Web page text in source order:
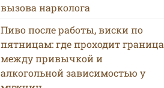
вызова нарколога
Пиво после работы, виски по
пятницам: где проходит граница
между привычкой и
алкогольной зависимостью у